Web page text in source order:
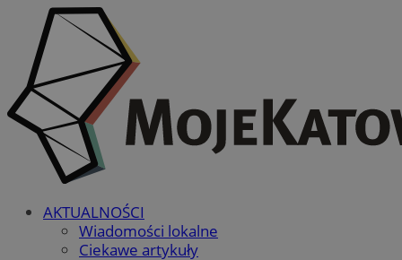
AKTUALNOŚCI
Wiadomości lokalne
Ciekawe artykuły